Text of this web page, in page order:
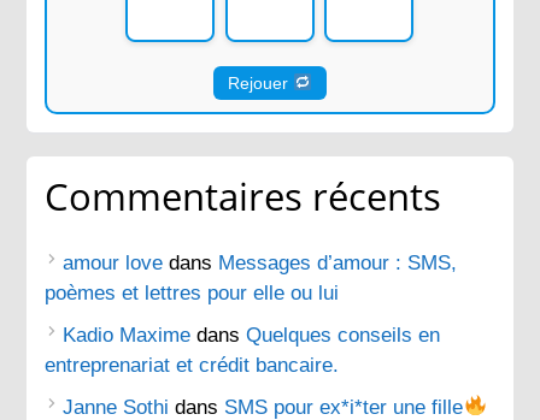
Rejouer
Commentaires récents
amour love dans Messages d’amour : SMS,
poèmes et lettres pour elle ou lui
Kadio Maxime dansQuelques conseils en
entreprenariat et crédit bancaire.
Janne Sothi dans SMS pour ex*i*ter une fille